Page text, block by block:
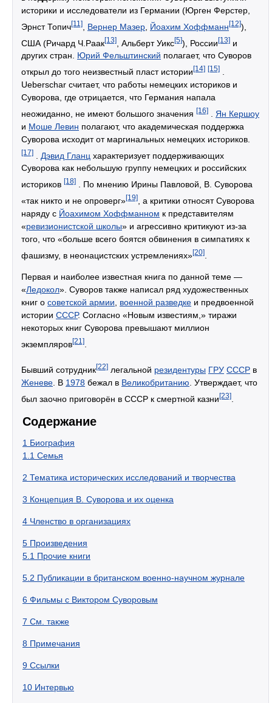
историки и исследователи из Германии (Юрген Ферстер,
Эрнст Топич[11] Вернер Мазер Йоахим Хоффманн[12]),
США (Ричард Ч.Раак[13] , Альберт Уикс[5]), России[13] и
других стран. Юрий Фельштинский полагает, что Суворов
открыл до того неизвестный пласт истории [14] [15]
Ueberschar считает, что работы немецких историков и
Суворова, где отрицается, что Германия напала
неожиданно, не имеют большого значения [16]
Ян Кершоу
и Моше Левин полагают, что академическая поддержка
Суворова исходит от маргинальных немецких историков.
[17] Дэвид Гланц характеризует поддерживающих
Суворова как небольшую группу немецких и российских
историков [18]
. По мнению Ирины Павловой, В. Суворова
«так никто и не опроверг»[19]
, а критики относят Суворова
наряду с Йоахимом Хоффманном к представителям
«ревизионистской школы» и агрессивно критикуют из-за
того, что «больше всего боятся обвинения в симпатиях к
фашизму, в неонацистских устремлениях»[20]
Первая и наиболее известная книга по данной теме —
«Ледокол». Суворов также написал ряд художественных
книг о советской армии, военной разведке и предвоенной
истории СССР. Согласно «Новым известиям,» тиражи
некоторых книг Суворова превышают миллион
экземпляров[21]
Бывший сотрудник[22] легальной резидентуры ГРУ СССР в
Женеве . В 1978 бежал в Великобританию . Утверждает, что
был заочно приговорён в СССР к смертной казни[23]
Содержание
1 Биография
1.1 Семья
2 Тематика исторических исследований и творчества
3 Концепция В. Суворова и их оценка
4 Членство в организациях
5 Произведения
5.1 Прочие книги
5.2 Публикации в британском военно-научном журнале
6 Фильмы с Виктором Суворовым
7 См. также
8 Примечания
9 Ссылки
10 Интервью